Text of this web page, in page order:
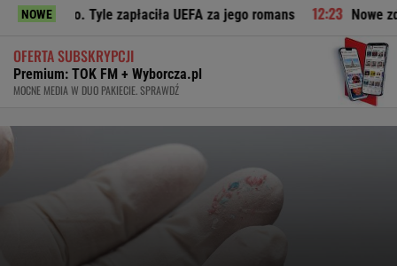
NOWE
Tyle zapłaciła UEFA za jego romans Nowe zdjęcie
OFERTA SUBSKRYPCJI
Premium: TOK FM + Wyborcza.pl
MOCNE MEDIA W DUO PAKIECIE. SPRAWDŹ